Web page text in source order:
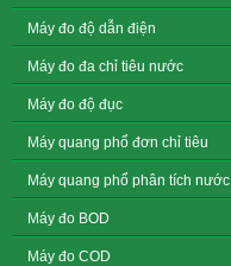
Máy đo độ dẫn điện
Máy đo đa chỉ tiêu nước
Máy đo độ đục
Máy quang phổ đơn chỉ tiêu
Máy quang phổ phân tích nước
Máy đo BOD
Máy đo COD